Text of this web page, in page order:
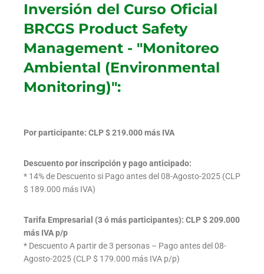
Inversión del Curso Oficial
BRCGS Product Safety
Management - "Monitoreo
Ambiental (Environmental
Monitoring)":
Por participante: CLP $ 219.000 más IVA
Descuento por inscripción y pago anticipado:
* 14% de Descuento si Pago antes del 08-Agosto-2025 (CLP
$ 189.000 más IVA)
Tarifa Empresarial (3 ó más participantes): CLP $ 209.000
más IVA p/p
* Descuento A partir de 3 personas – Pago antes del 08-
Agosto-2025 (CLP $ 179.000 más IVA p/p)